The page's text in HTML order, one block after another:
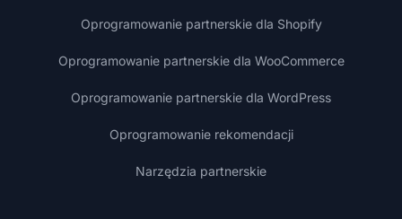
Oprogramowanie partnerskie dla Shopify
Oprogramowanie partnerskie dla WooCommerce
Oprogramowanie partnerskie dla WordPress
Oprogramowanie rekomendacji
Narzędzia partnerskie